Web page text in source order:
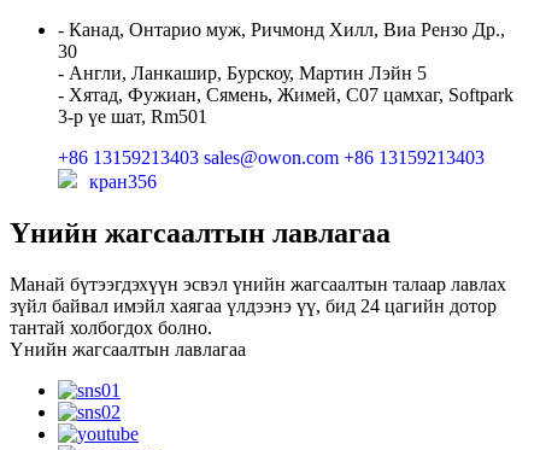
- Канад, Онтарио муж, Ричмонд Хилл, Виа Рензо Др.,
30
- Англи, Ланкашир, Бурскоу, Мартин Лэйн 5
- Хятад, Фужиан, Сямень, Жимей, C07 цамхаг, Softpark
3-р үе шат, Rm501
+86 13159213403 sales@owon.com +86 13159213403
кран356
Үнийн жагсаалтын лавлагаа
Манай бүтээгдэхүүн эсвэл үнийн жагсаалтын талаар лавлах
зүйл байвал имэйл хаягаа үлдээнэ үү, бид 24 цагийн дотор
тантай холбогдох болно.
Үнийн жагсаалтын лавлагаа